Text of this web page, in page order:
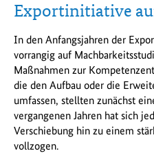
Exportinitiative
In den Anfangsjahren der
vorrangig auf
Maßnahmen zur
die den Aufbau oder die
umfassen, stellten zunächst
vergangenen Jahren hat sich
Verschiebung hin zu einem
vollzogen.